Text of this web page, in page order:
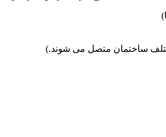
ساختمان متصل می شوند.)